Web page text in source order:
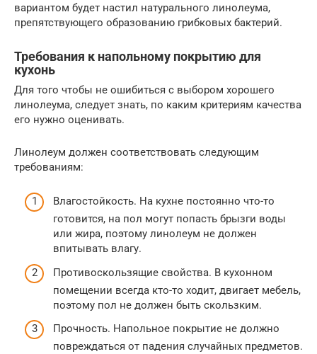
вариантом будет настил натурального линолеума,
препятствующего образованию грибковых бактерий.
Требования к напольному покрытию для
кухонь
Для того чтобы не ошибиться с выбором хорошего
линолеума, следует знать, по каким критериям качества
его нужно оценивать.
Линолеум должен соответствовать следующим
требованиям:
Влагостойкость. На кухне постоянно что-то
готовится, на пол могут попасть брызги воды
или жира, поэтому линолеум не должен
впитывать влагу.
Противоскользящие свойства. В кухонном
помещении всегда кто-то ходит, двигает мебель,
поэтому пол не должен быть скользким.
Прочность. Напольное покрытие не должно
повреждаться от падения случайных предметов.